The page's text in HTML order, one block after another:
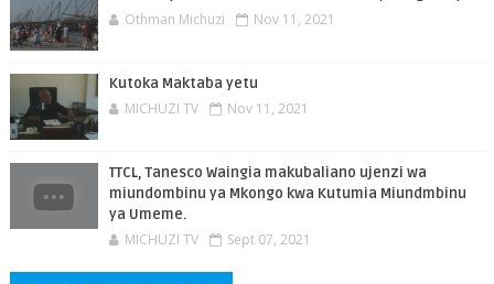
Othman Michuzi Nov 11, 2021
Kutoka Maktaba yetu
MICHUZI TV Nov 11, 2021
TTCL, Tanesco Waingia makubaliano ujenzi wa
miundombinu ya Mkongo kwa Kutumia Miundmbinu
ya Umeme.
MICHUZI TV Sept 07, 2021